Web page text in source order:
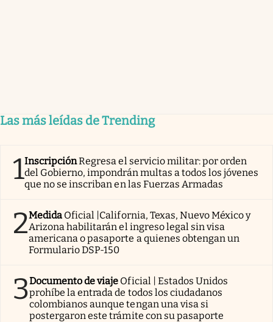
Las más leídas de Trending
1InscripciónRegresa el servicio militar: por orden
del Gobierno, impondrán multas a todos los jóvenes
que no se inscriban en las Fuerzas Armadas
2Medida Oficial |California, Texas, Nuevo México y
Arizona habilitarán el ingreso legal sin visa
americana o pasaporte a quienes obtengan un
Formulario DSP-150
3Documento de viaje Oficial | Estados Unidos
prohíbe la entrada de todos los ciudadanos
colombianos aunque tengan una visa si
postergaron este trámite con su pasaporte